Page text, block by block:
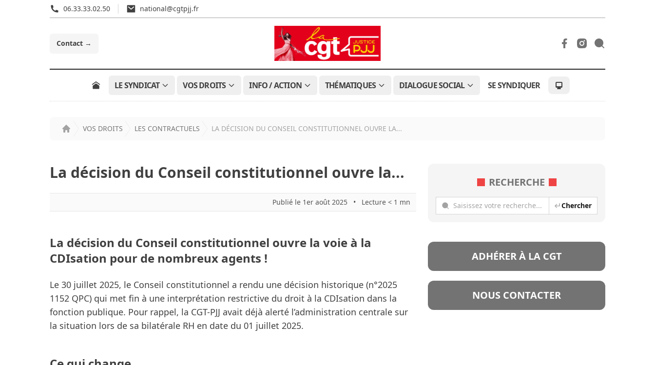
06.33.33.02.50 national@cgtpjj.fr
Contact →
LE SYNDICAT VOS DROITS INFO / ACTION THÉMATIQUES DIALOGUE SOCIAL SE SYNDIQUER
VOS DROITS LES CONTRACTUELS LA DÉCISION DU CONSEIL CONSTITUTIONNEL OUVRE LA...
La décision du Conseil constitutionnel ouvre la...
Publié le 1er août 2025 • Lecture < 1 mn
La décision du Conseil constitutionnel ouvre la voie à la
CDIsation pour de nombreux agents !
Le 30 juillet 2025, le Conseil constitutionnel a rendu une décision historique (n°2025
1152 QPC) qui met fin à une interprétation restrictive du droit à la CDIsation dans la
fonction publique. Pour rappel, la CGT-PJJ avait déjà alerté l’administration centrale sur
la situation lors de sa bilatérale RH en date du 01 juillet 2025.
RECHERCHE
Chercher
ADHÉRER À LA CGT
NOUS CONTACTER